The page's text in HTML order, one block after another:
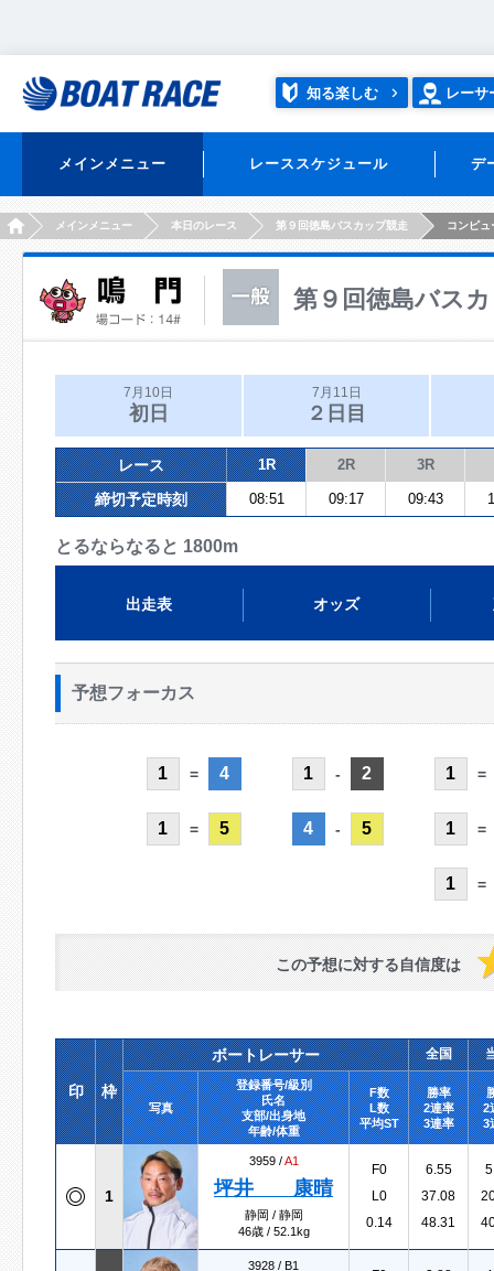
知る楽しむ レーサ
メインメニュー レーススケジュール デ
HOMEメインメニュー 本日のレース 第９回徳島バスカップ競走 コンピュ
第９回徳島バス
7月10日
初日
7月11日
２日目
レース 1R 2R 3R
締切予定時刻 08:51 09:17 09:43
とるならなると 1800m
出走表 オッズ
予想フォーカス
1 = 4
1 = 5
1 - 2
4 - 5
1 =
1 =
1 =
この予想に対する自信度は
印 枠
ボートレーサー 全国
写真
登録番号/級別
氏名
支部/出身地
年齢/体重
F数
L数
平均ST
勝率
2連率
3連率
2
3
1
3959 /A1
坪井 康晴
静岡 / 静岡
46歳 / 52.1kg
F0
L0
0.14
6.55
37.08
48.31
3928 / B1